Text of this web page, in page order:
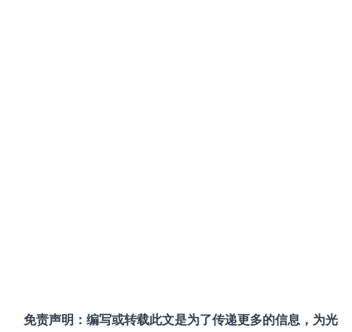
免责声明：编写或转载此文是为了传递更多的信息，为光